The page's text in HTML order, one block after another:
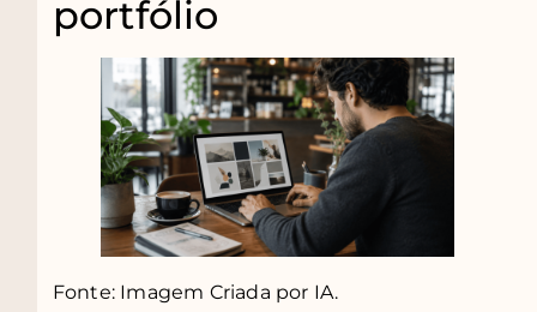
portfólio
Fonte: Imagem Criada por IA.